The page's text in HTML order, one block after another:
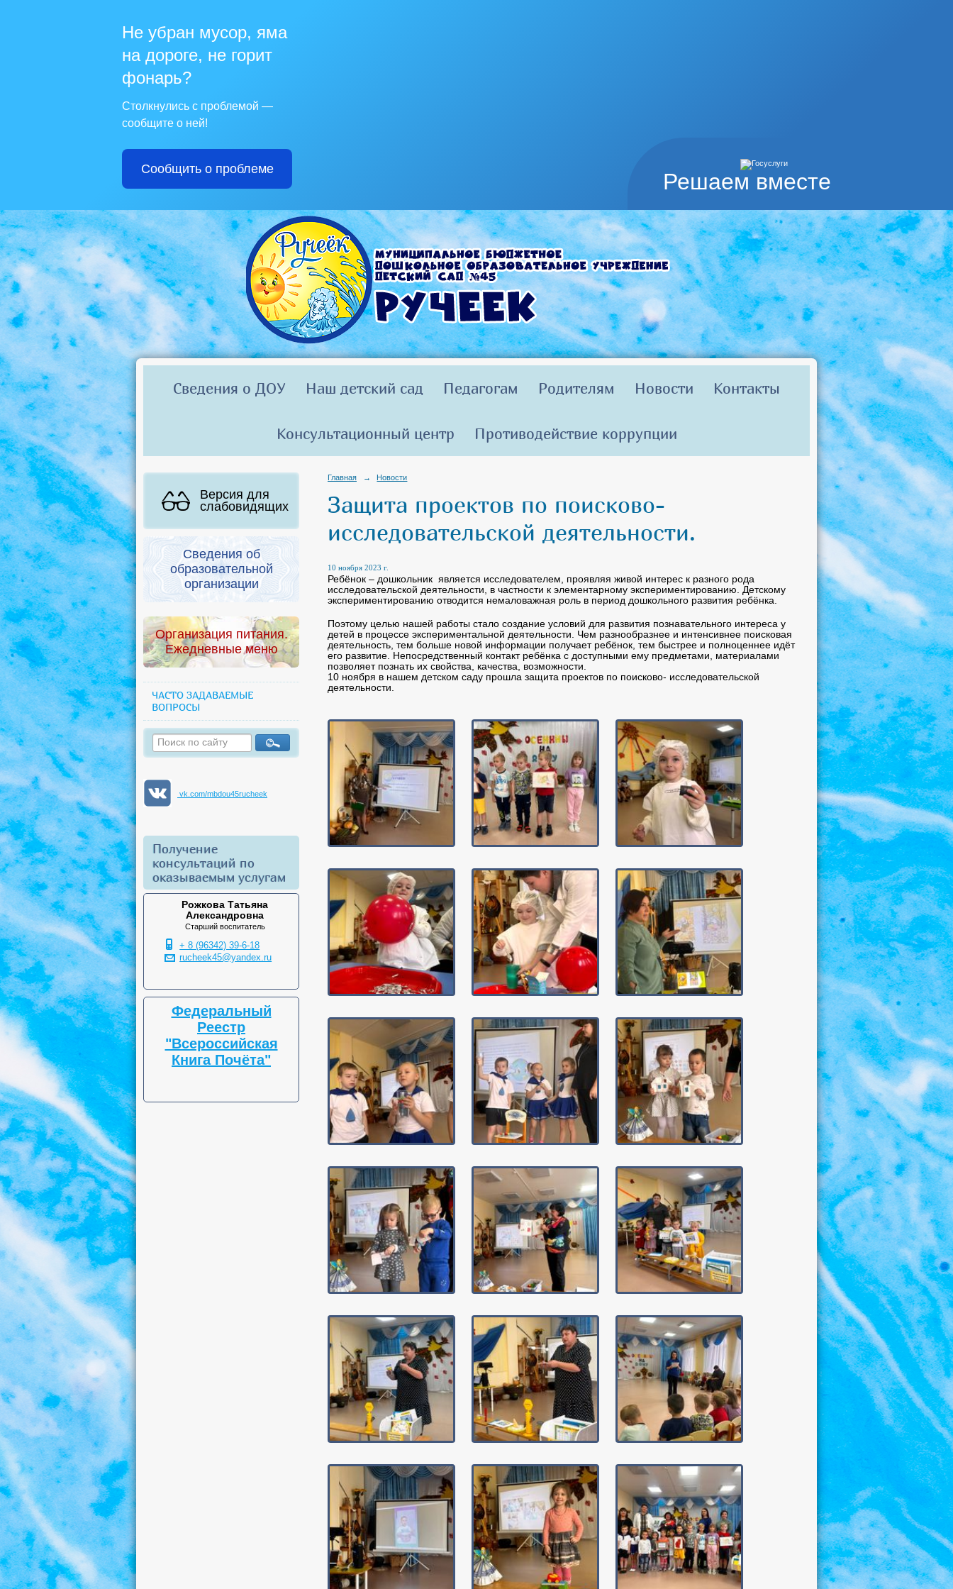
Решаем вместе
Не убран мусор, яма
на дороге, не горит
фонарь?
Столкнулись с проблемой —
сообщите о ней!
Сообщить о проблеме
Сведения о ДОУ Наш детский сад Педагогам Родителям Новости Контакты
Консультационный центр Противодействие коррупции
Версия для
слабовидящих
Сведения об
образовательной
организации
Организация питания.
Ежедневные меню
ЧАСТО ЗАДАВАЕМЫЕ
ВОПРОСЫ
vk.com/mbdou45rucheek
Получение
консультаций по
оказываемым услугам
Рожкова Татьяна
Александровна
Старший воспитатель
+ 8 (96342) 39-6-18
rucheek45@yandex.ru
Федеральный
Реестр
"Всероссийская
Книга Почёта"
Главная → Новости
Защита проектов по поисково-
исследовательской деятельности.
10 ноября 2023 г.
Ребёнок – дошкольник является исследователем, проявляя живой интерес к разного рода
исследовательской деятельности, в частности к элементарному экспериментированию. Детскому
экспериментированию отводится немаловажная роль в период дошкольного развития ребёнка.
Поэтому целью нашей работы стало создание условий для развития познавательного интереса у
детей в процессе экспериментальной деятельности. Чем разнообразнее и интенсивнее поисковая
деятельность, тем больше новой информации получает ребёнок, тем быстрее и полноценнее идёт
его развитие. Непосредственный контакт ребёнка с доступными ему предметами, материалами
позволяет познать их свойства, качества, возможности.
10 ноября в нашем детском саду прошла защита проектов по поисково- исследовательской
деятельности.